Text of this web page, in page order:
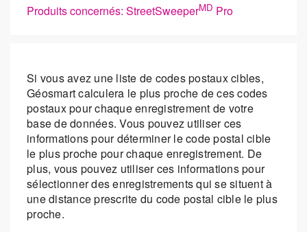
Produits concernés: StreetSweeperMD Pro
Si vous avez une liste de codes postaux cibles,
Géosmart calculera le plus proche de ces codes
postaux pour chaque enregistrement de votre
base de données. Vous pouvez utiliser ces
informations pour déterminer le code postal cible
le plus proche pour chaque enregistrement. De
plus, vous pouvez utiliser ces informations pour
sélectionner des enregistrements qui se situent à
une distance prescrite du code postal cible le plus
proche.